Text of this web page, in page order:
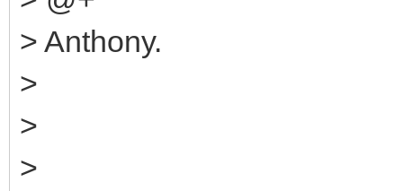
> Anthony.
>
>
>